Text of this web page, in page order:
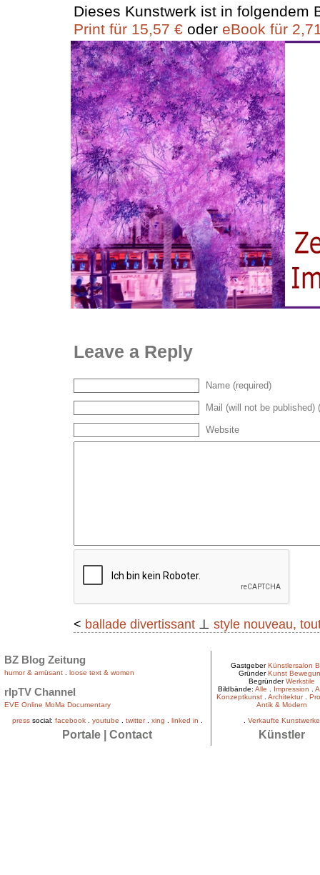
Dieses Kunstwerk ist in folgendem
Print für 15,57 € oder eBook für
Leave a Reply
Name (required)
Mail (will not be published)
Website
< ballade divertissant ⊥ style nouveau,
BZ Blog Zeitung
humor & amüsant loose text & women
rlpTV Channel
EVE Online MoMa Documentary
presssocial: facebook. youtube twitter. xing linked in
Portale Contact
GastgeberKünstlersalon
GründerKunst
BegründerWerkstile
Bildbände: Alle Impression
Konzeptkunst. Architektur.
Antik & Modern
Verkaufte Kunstwerke
Künstler